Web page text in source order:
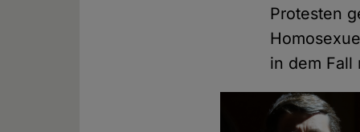
Protesten
in dem Fall